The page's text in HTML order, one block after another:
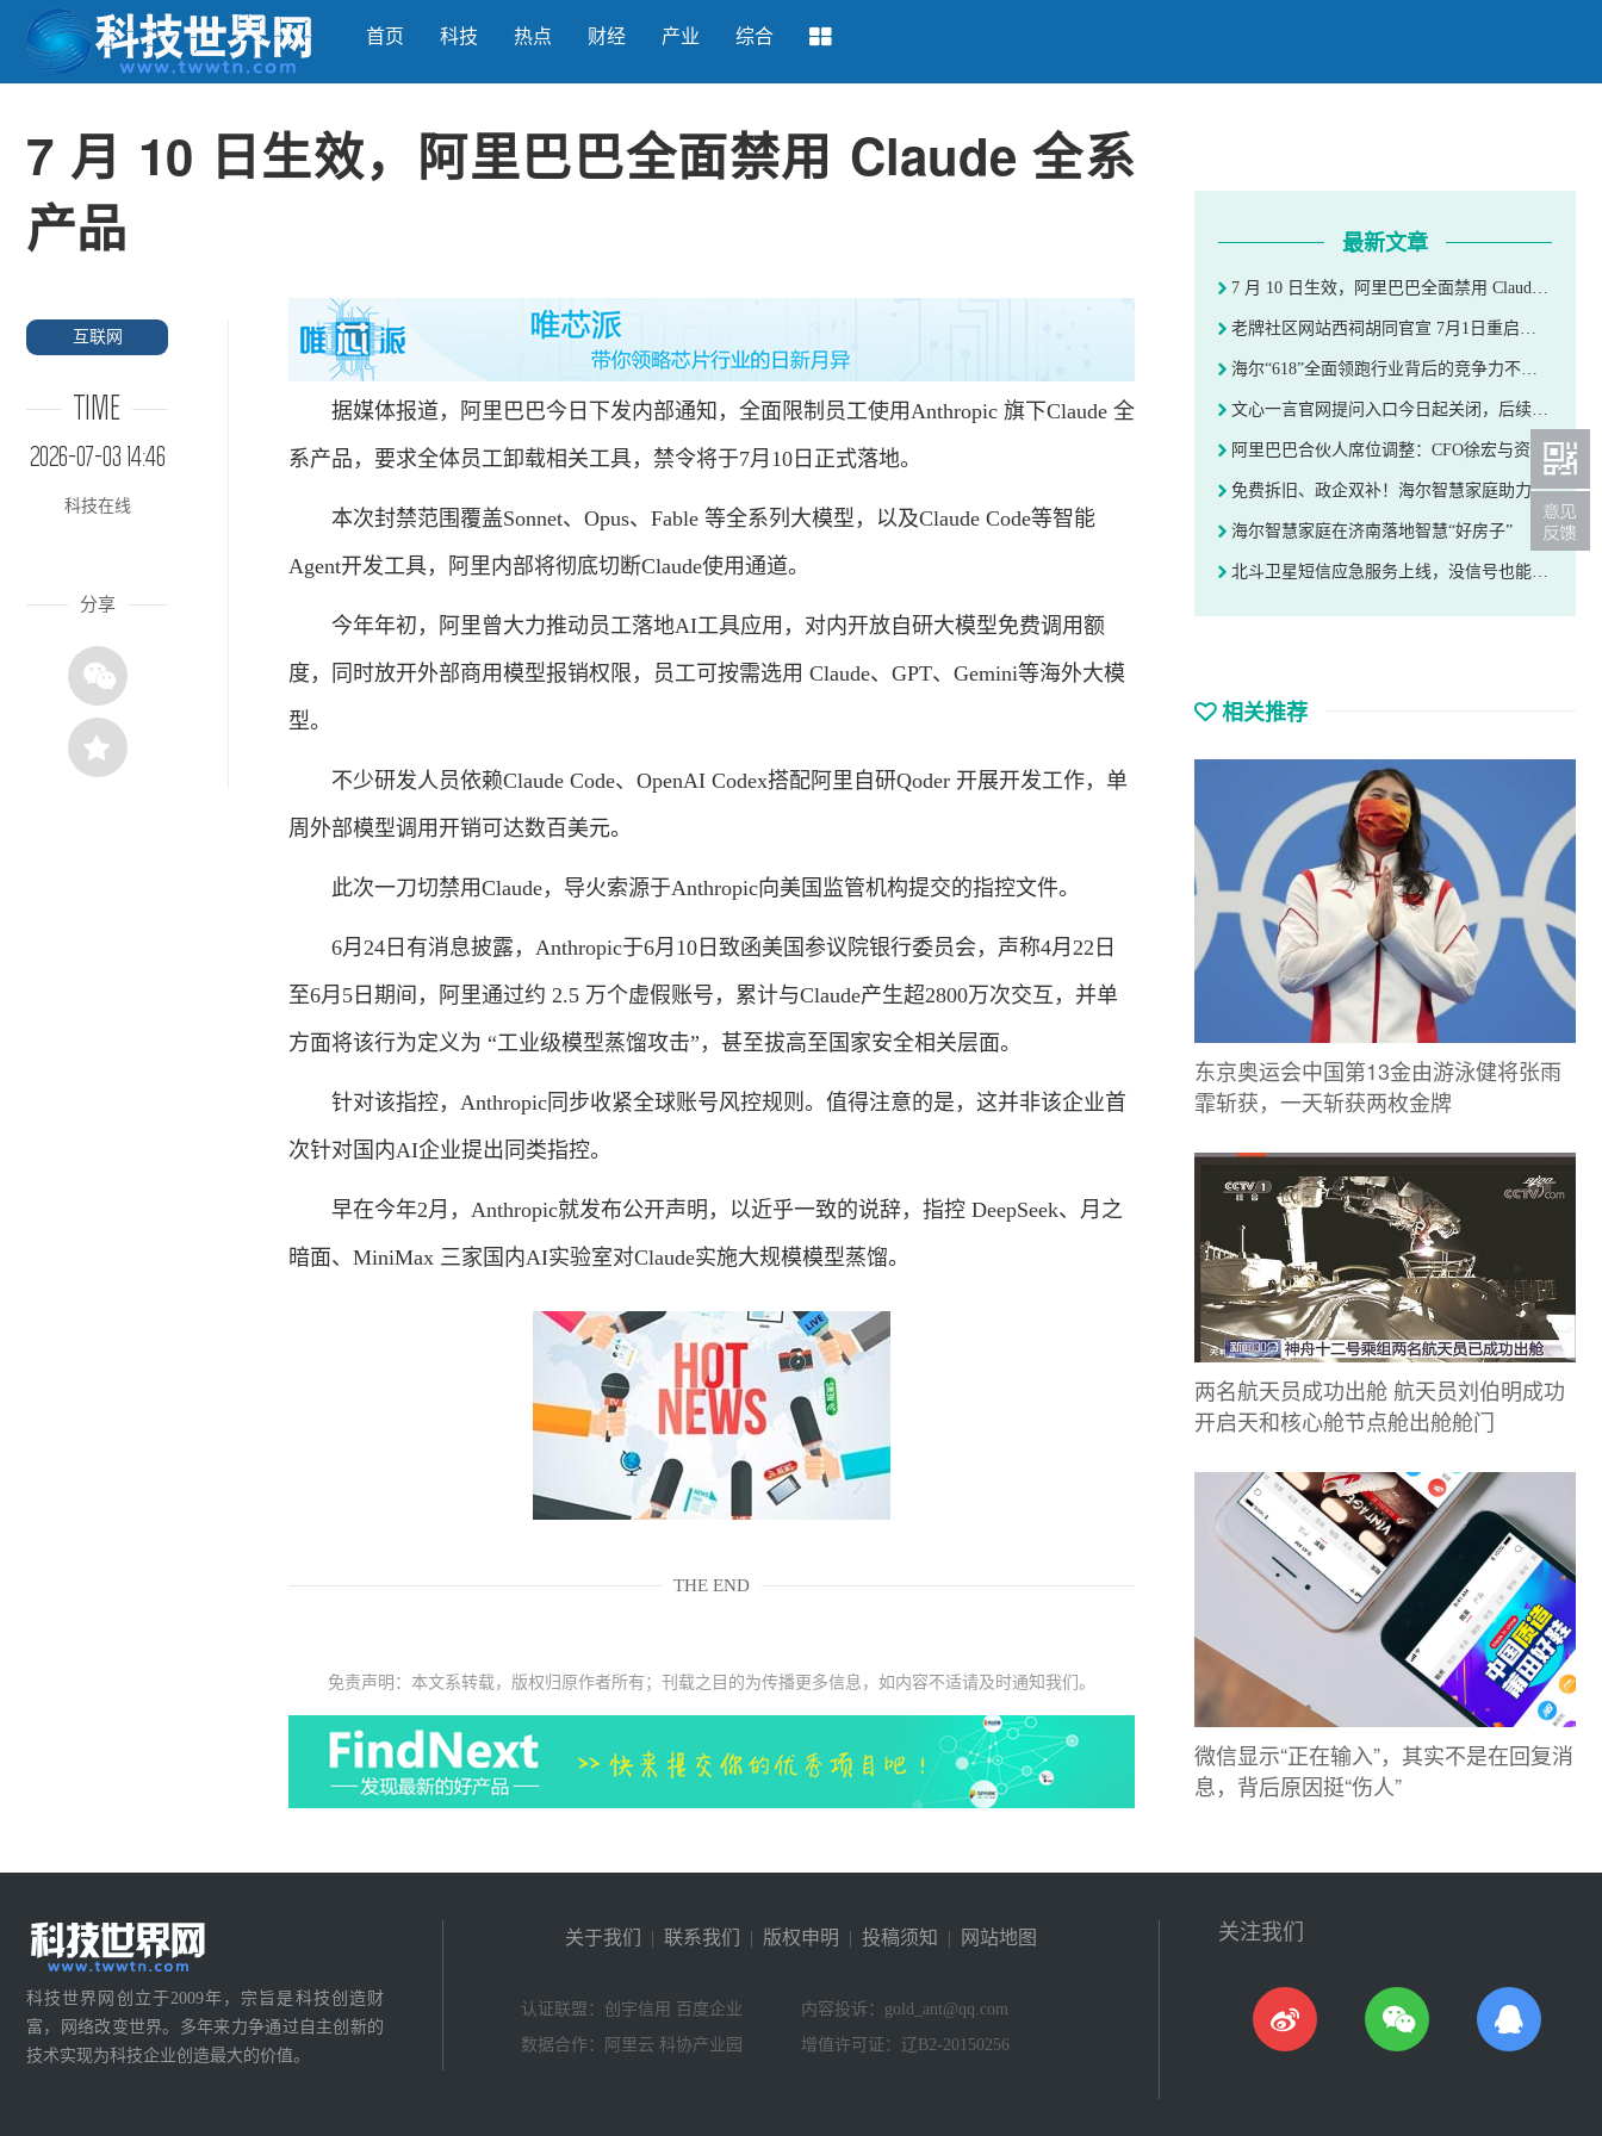
首页 科技 热点 财经 产业 综合
7 月 10 日生效，阿里巴巴全面禁用 Claude 全系
产品
互联网
TIME
2026-07-03 14:46
科技在线
分享
据媒体报道，阿里巴巴今日下发内部通知，全面限制员工使用Anthropic 旗下Claude 全
系产品，要求全体员工卸载相关工具，禁令将于7月10日正式落地。
本次封禁范围覆盖Sonnet、Opus、Fable 等全系列大模型，以及Claude Code等智能
Agent开发工具，阿里内部将彻底切断Claude使用通道。
今年年初，阿里曾大力推动员工落地AI工具应用，对内开放自研大模型免费调用额
度，同时放开外部商用模型报销权限，员工可按需选用 Claude、GPT、Gemini等海外大模
型。
不少研发人员依赖Claude Code、OpenAI Codex搭配阿里自研Qoder 开展开发工作，单
周外部模型调用开销可达数百美元。
此次一刀切禁用Claude，导火索源于Anthropic向美国监管机构提交的指控文件。
6月24日有消息披露，Anthropic于6月10日致函美国参议院银行委员会，声称4月22日
至6月5日期间，阿里通过约 2.5 万个虚假账号，累计与Claude产生超2800万次交互，并单
方面将该行为定义为 “工业级模型蒸馏攻击”，甚至拔高至国家安全相关层面。
针对该指控，Anthropic同步收紧全球账号风控规则。值得注意的是，这并非该企业首
次针对国内AI企业提出同类指控。
早在今年2月，Anthropic就发布公开声明，以近乎一致的说辞，指控 DeepSeek、月之
暗面、MiniMax 三家国内AI实验室对Claude实施大规模模型蒸馏。
THE END
免责声明：本文系转载，版权归原作者所有；刊载之目的为传播更多信息，如内容不适请及时通知我们。
最新文章
7 月 10 日生效，阿里巴巴全面禁用 Claude 全系产品
老牌社区网站西祠胡同官宣 7月1日重启，更换全新域名
海尔“618”全面领跑行业背后的竞争力不只是销量 更是战略引领
文心一言官网提问入口今日起关闭，后续用户迁移至百度文心网站继续使用
阿里巴巴合伙人席位调整：CFO徐宏与资深副总裁周靖人新晋加入
免费拆旧、政企双补！海尔智慧家庭助力用户轻松焕新“好房子”
海尔智慧家庭在济南落地智慧“好房子”
北斗卫星短信应急服务上线，没信号也能发定位求救
相关推荐
东京奥运会中国第13金由游泳健将张雨
霏斩获，一天斩获两枚金牌
两名航天员成功出舱 航天员刘伯明成功
开启天和核心舱节点舱出舱舱门
微信显示“正在输入”，其实不是在回复消
息，背后原因挺“伤人”
科技世界网创立于2009年，宗旨是科技创造财
富，网络改变世界。多年来力争通过自主创新的
技术实现为科技企业创造最大的价值。
关于我们 | 联系我们 | 版权申明 | 投稿须知 | 网站地图
认证联盟：创宇信用 百度企业
内容投诉：gold_ant@qq.com
数据合作：阿里云 科协产业园
增值许可证：辽B2-20150256
关注我们